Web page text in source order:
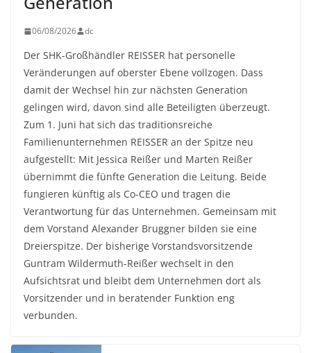
06/08/2026 dc
Der SHK-Großhändler REISSER hat personelle
Veränderungen auf oberster Ebene vollzogen. Dass
damit der Wechsel hin zur nächsten Generation
gelingen wird, davon sind alle Beteiligten überzeugt.
Zum 1. Juni hat sich das traditionsreiche
Familienunternehmen REISSER an der Spitze neu
aufgestellt: Mit Jessica Reißer und Marten Reißer
übernimmt die fünfte Generation die Leitung. Beide
fungieren künftig als Co-CEO und tragen die
Verantwortung für das Unternehmen. Gemeinsam mit
dem Vorstand Alexander Bruggner bilden sie eine
Dreierspitze. Der bisherige Vorstandsvorsitzende
Guntram Wildermuth-Reißer wechselt in den
Aufsichtsrat und bleibt dem Unternehmen dort als
Vorsitzender und in beratender Funktion eng
verbunden.